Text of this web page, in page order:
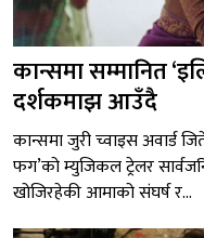
कान्समा सम्मानित
दर्शकमाझ आउँदै
कान्समा जुरी च्वाइस अवार्ड
फग’को म्युजिकल ट्रेलर
खोजिरहेकी आमाको संघर्ष र...